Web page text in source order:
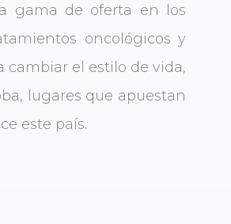
gama de oferta en los
oncológicos y
cambiar el estilo de vida,
lugares que apuestan
este país.